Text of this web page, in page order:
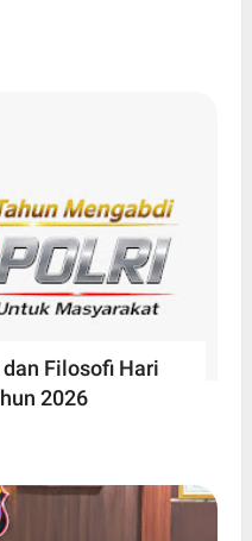
Filosofi Hari
2026